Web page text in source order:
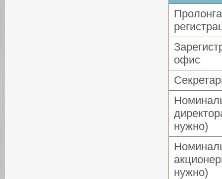
офис
нужно)
нужно)